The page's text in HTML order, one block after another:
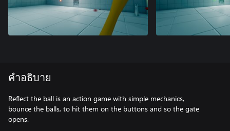
คำอธิบาย
Reflect the ball is an action game with simple mechanics,
bounce the balls, to hit them on the buttons and so the gate
opens.